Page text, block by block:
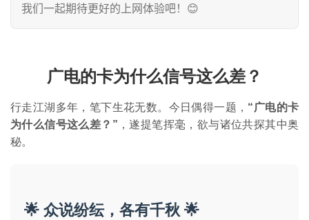
我们一起期待更好的上网体验吧！😊
广电的卡为什么信号这么差？
行走江湖多年，笔下生花无数。今日偶得一题， “广电的卡
为什么信号这么差？” ，遂提笔挥毫，欲与诸位共探其中奥
秘。
🌟 众说纷纭，各有千秋 🌟